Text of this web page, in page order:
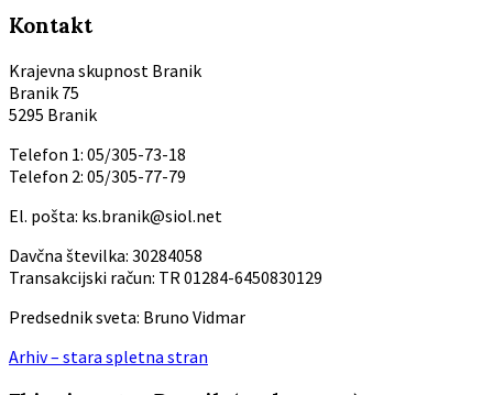
Kontakt
Krajevna skupnost Branik
Branik 75
5295 Branik
Telefon 1: 05/305-73-18
Telefon 2: 05/305-77-79
El. pošta: ks.branik@siol.net
Davčna številka: 30284058
Transakcijski račun: TR 01284-6450830129
Predsednik sveta: Bruno Vidmar
Arhiv – stara spletna stran